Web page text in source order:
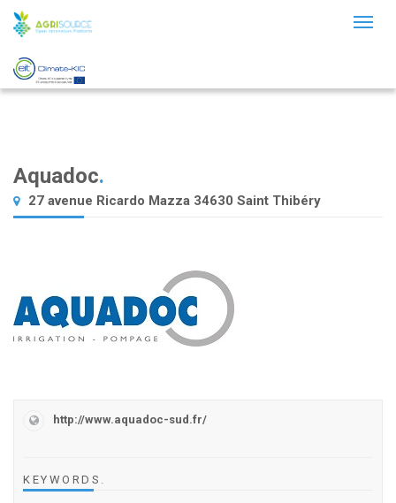
Aquadoc.
27 avenue Ricardo Mazza 34630 Saint Thibéry
http://www.aquadoc-sud.fr/
KEYWORDS .